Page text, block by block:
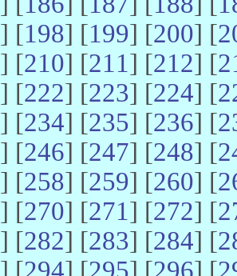
] [198] [199] [200] [
] [210] [211] [212] [
] [222] [223] [224] [
] [234] [235] [236] [
] [246] [247] [248] [
] [258] [259] [260] [
] [270] [271] [272] [
] [282] [283] [284] [